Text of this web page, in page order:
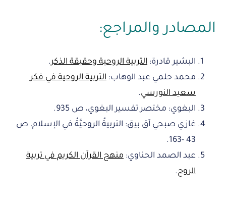
المصادر والمراجع:
البشير قادرة: التربية الروحية وحقيقة الذكر .
محمد حلمي عبد الوهاب: التربية الروحية في فكر
سعيد النورسي.
البغوي: مختصر تفسير البغوي، ص 935.
غازي صبحي آق بيق: التربيةُ الروحيَّةُ في الإسلام، ص
43 -163.
عبد الصمد الحناوي: منهج القرآن الكريم في تربية
الروح.